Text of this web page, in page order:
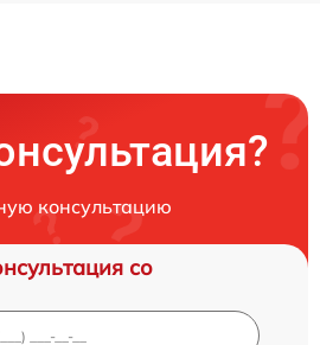
консультацию
со